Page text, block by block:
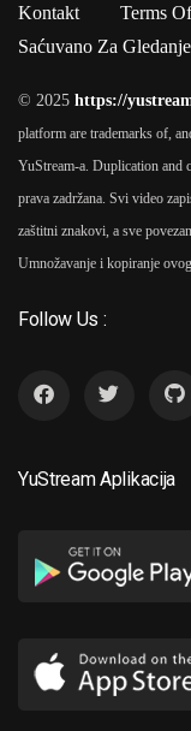
Kontakt Terms
Saćuvano Za Gledanje
© 2025 https://
platform are trademarks of,
YuStream-a. Duplication
prava zadržana. Svi video
zaštitni znakovi, a sve
Umnožavanje i kopiranje
Follow Us :
YuStream Aplikacija